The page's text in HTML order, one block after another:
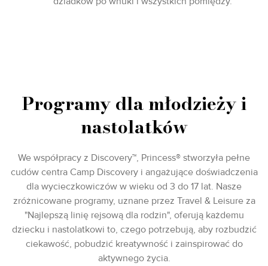
Programy dla młodzieży i
nastolatków
We współpracy z Discovery™, Princess® stworzyła pełne
cudów centra Camp Discovery i angażujące doświadczenia
dla wycieczkowiczów w wieku od 3 do 17 lat. Nasze
zróżnicowane programy, uznane przez Travel & Leisure za
"Najlepszą linię rejsową dla rodzin", oferują każdemu
dziecku i nastolatkowi to, czego potrzebują, aby rozbudzić
ciekawość, pobudzić kreatywność i zainspirować do
aktywnego życia.